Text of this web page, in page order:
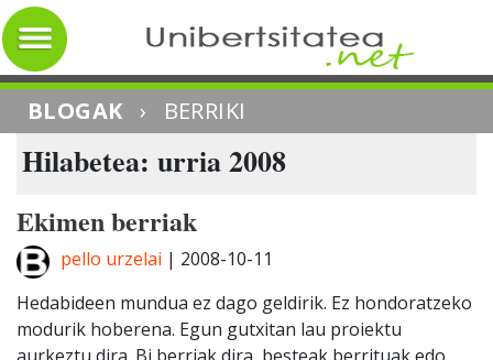
BLOGAK › BERRIKI
Hilabetea: urria 2008
Ekimen berriak
pello urzelai | 2008-10-11
Hedabideen mundua ez dago geldirik. Ez hondoratzeko
modurik hoberena. Egun gutxitan lau proiektu